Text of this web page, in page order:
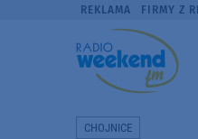
REKLAMA FIRMY Z
CHOJNICE